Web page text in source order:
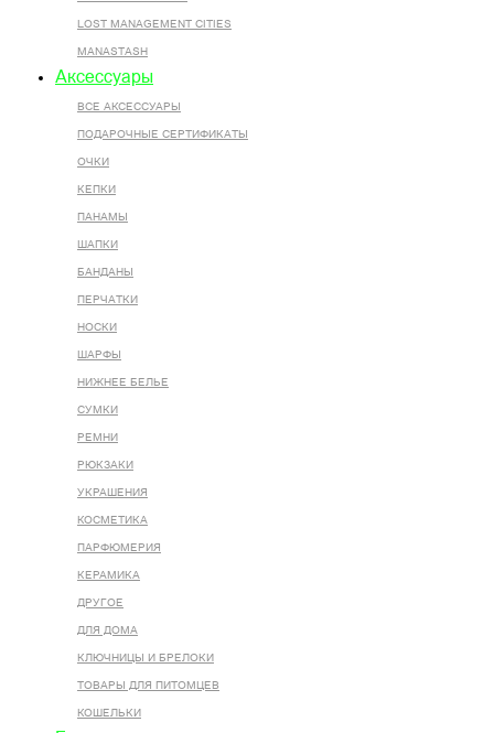
LOST MANAGEMENT CITIES
MANASTASH
Аксессуары
ВСЕ AКСЕССУАРЫ
ПОДАРОЧНЫЕ СЕРТИФИКАТЫ
ОЧКИ
КЕПКИ
ПАНАМЫ
ШАПКИ
БАНДАНЫ
ПЕРЧАТКИ
НОСКИ
ШАРФЫ
НИЖНЕЕ БЕЛЬЕ
СУМКИ
РЕМНИ
РЮКЗАКИ
УКРАШЕНИЯ
КОСМЕТИКА
ПАРФЮМЕРИЯ
КЕРАМИКА
ДРУГОЕ
ДЛЯ ДОМА
КЛЮЧНИЦЫ И БРЕЛОКИ
ТОВАРЫ ДЛЯ ПИТОМЦЕВ
КОШЕЛЬКИ